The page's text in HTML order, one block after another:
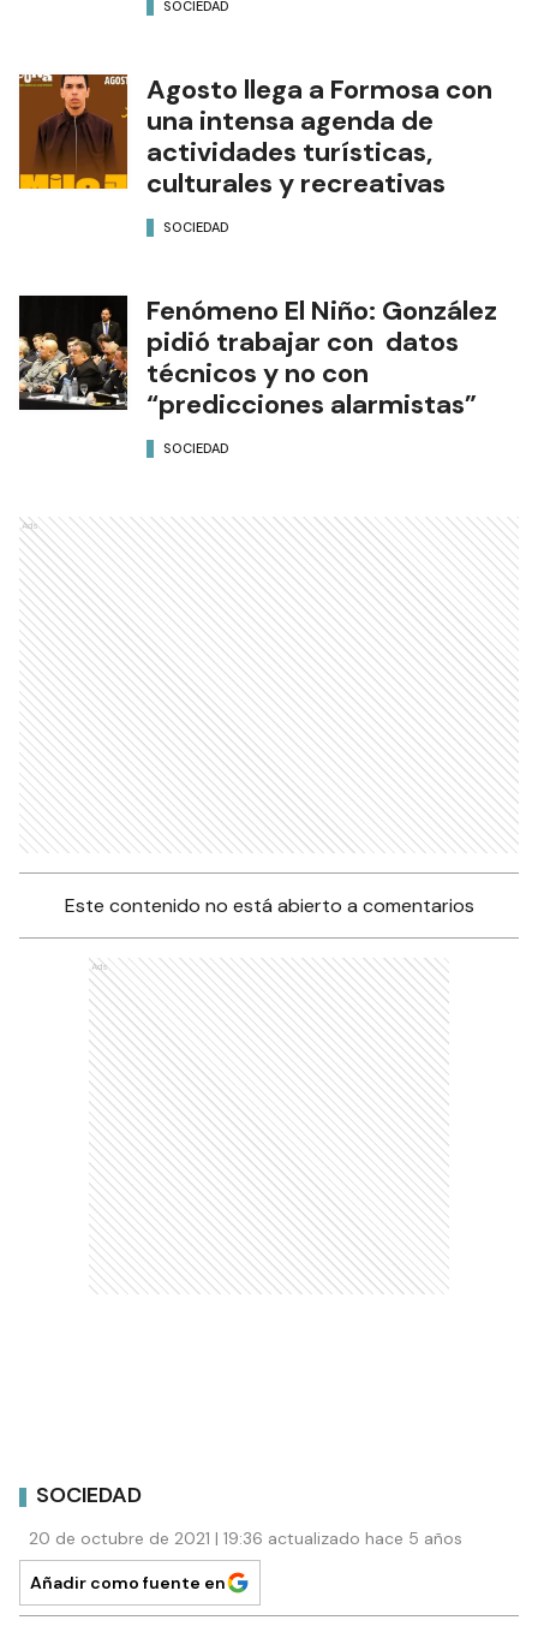
SOCIEDAD
Agosto llega a Formosa con
una intensa agenda de
actividades turísticas,
culturales y recreativas
SOCIEDAD
Fenómeno El Niño: González
pidió trabajar con datos
técnicos y no con
“predicciones alarmistas”
SOCIEDAD
Ads
Este contenido no está abierto a comentarios
Ads
SOCIEDAD
20 de octubre de 2021 | 19:36 actualizado hace 5 años
Añadir como fuente en